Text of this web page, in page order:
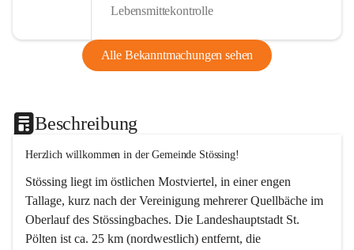
Lebensmittekontrolle
Alle Bekanntmachungen sehen
Beschreibung
Herzlich willkommen in der Gemeinde Stössing!
Stössing liegt im östlichen Mostviertel, in einer engen
Tallage, kurz nach der Vereinigung mehrerer Quellbäche im
Oberlauf des Stössingbaches. Die Landeshauptstadt St.
Pölten ist ca. 25 km (nordwestlich) entfernt, die